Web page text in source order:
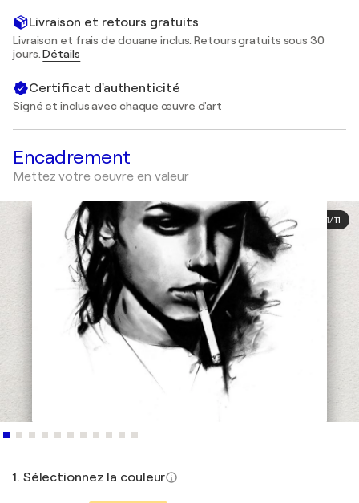
Livraison et retours gratuits
Livraison et frais de douane inclus. Retours gratuits sous 30
jours.Détails
Certificat d'authenticité
Signé et inclus avec chaque œuvre d'art
Encadrement
Mettez votre oeuvre en valeur
1/11
1. Sélectionnez la couleur